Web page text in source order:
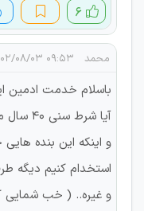
۶
محمد ۰۹:۵۳ ۱۴۰۲/۰۸/۰۳
باسلام خدمت ادمین
آیا شرط سنی 40 سال می شود؟؟؟
استخدام کنیم دیگه
و غیره.. ( خب شمایی